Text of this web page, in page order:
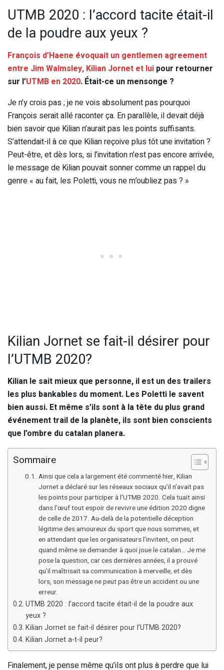
UTMB 2020 : l’accord tacite était-il
de la poudre aux yeux ?
François d’Haene évoquait un gentlemen agreement
entre Jim Walmsley, Kilian Jornet et lui pour retourner
sur l’UTMB en 2020. Était-ce un mensonge ?
Je n’y crois pas ; je ne vois absolument pas pourquoi
François serait allé raconter ça. En parallèle, il devait déjà
bien savoir que Kilian n’aurait pas les points suffisants.
S’attendait-il à ce que Kilian reçoive plus tôt une invitation ?
Peut-être, et dès lors, si l’invitation n’est pas encore arrivée,
le message de Kilian pouvait sonner comme un rappel du
genre « au fait, les Poletti, vous ne m’oubliez pas ? »
Kilian Jornet se fait-il désirer pour
l’UTMB 2020?
Kilian le sait mieux que personne, il est un des trailers
les plus bankables du moment. Les Poletti le savent
bien aussi. Et même s’ils sont à la tête du plus grand
événement trail de la planète, ils sont bien conscients
que l’ombre du catalan planera.
Sommaire
Ainsi que cela a largement été commenté hier, Kilian
Jornet a déclaré sur les réseaux sociaux qu’il n’avait pas
les points pour participer à l’UTMB 2020. Cela tuait ainsi
dans l’œuf tout espoir de revivre une édition 2020 digne
de celle de 2017. Au-delà de la potentielle déception
légitime des amoureux du sport que nous sommes, et
en attendant que les organisateurs l’invitent, on peut
quand même se demander à quoi joue le catalan… Je me
pose la question, car ces dernières années, il a prouvé
qu’il maîtrisait sa communication à merveille, et dès
lors, son message ne peut pas être un accident ou une
erreur.
UTMB 2020 : l’accord tacite était-il de la poudre aux
yeux ?
Kilian Jornet se fait-il désirer pour l’UTMB 2020?
Kilian Jornet a-t-il peur?
Finalement, je pense même qu’ils ont plus à perdre que lui